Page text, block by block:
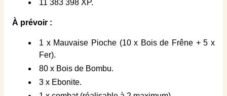
11 383 398 XP.
À prévoir :
1 x Mauvaise Pioche (10 x Bois de Frêne + 5 x
Fer).
80 x Bois de Bombu.
3 x Ebonite.